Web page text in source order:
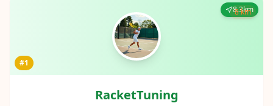
8.3km
#1
RacketTuning
8 km